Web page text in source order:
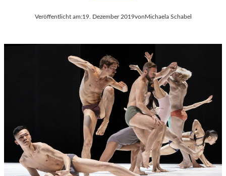
Veröffentlicht am:19. Dezember 2019vonMichaela Schabel